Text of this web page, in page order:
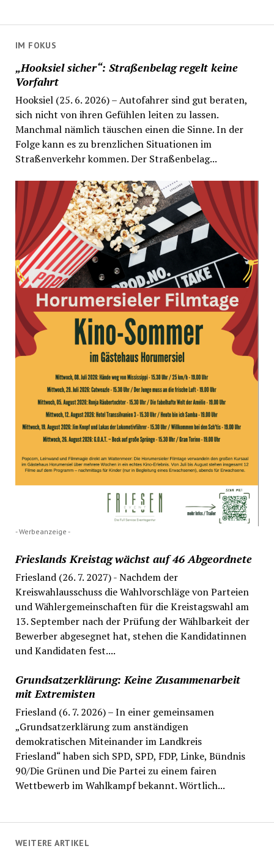
IM FOKUS
„Hooksiel sicher“: Straßenbelag regelt keine
Vorfahrt
Hooksiel (25. 6. 2026) – Autofahrer sind gut beraten,
sich nicht von ihren Gefühlen leiten zu lassen.
Manchmal nämlich täuschen einen die Sinne. In der
Folge kann es zu brenzlichen Situationen im
Straßenverkehr kommen. Der Straßenbelag...
- Werbeanzeige -
Frieslands Kreistag wächst auf 46 Abgeordnete
Friesland (26. 7. 2027) - Nachdem der
Kreiswahlausschuss die Wahlvorschläge von Parteien
und Wählergemeinschaften für die Kreistagswahl am
13. September nach der Prüfung der Wählbarkeit der
Bewerber abgesegnet hat, stehen die Kandidatinnen
und Kandidaten fest....
Grundsatzerklärung: Keine Zusammenarbeit
mit Extremisten
Friesland (6. 7. 2026) – In einer gemeinsamen
„Grundsatzerklärung zum anständigen
demokratischen Miteinander im Landkreis
Friesland“ haben sich SPD, SPD, FDP, Linke, Bündnis
90/Die Grünen und Die Partei zu einem fairen
Wettbewerb im Wahlkampf bekannt. Wörtlich...
WEITERE ARTIKEL